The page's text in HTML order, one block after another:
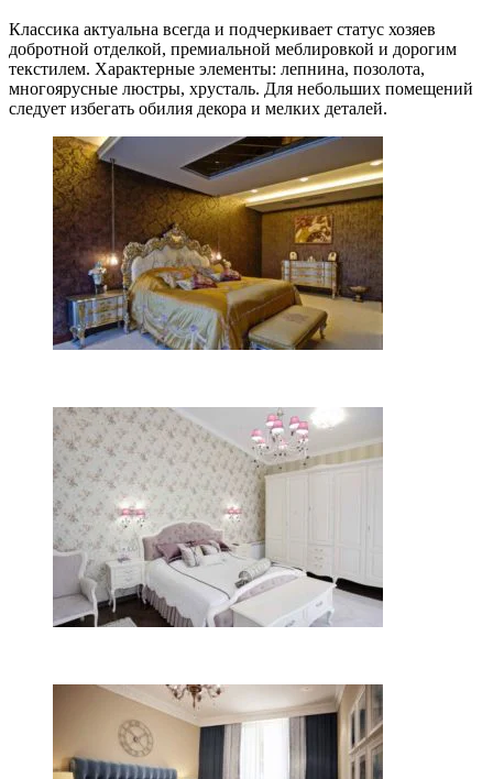
Классика актуальна всегда и подчеркивает статус хозяев
добротной отделкой, премиальной меблировкой и дорогим
текстилем. Характерные элементы: лепнина, позолота,
многоярусные люстры, хрусталь. Для небольших помещений
следует избегать обилия декора и мелких деталей.